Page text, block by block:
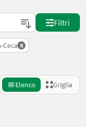
Filtri
Ceca x
Elenco Griglia